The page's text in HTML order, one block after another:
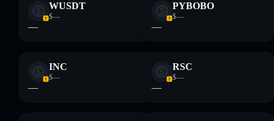
Descargo de responsabilidad: Esta información tiene
únicamente fines educativos y no constituye asesoramiento
WUSDT
$—
—
PYBOBO
$—
—
INC
$—
—
RSC
$—
—